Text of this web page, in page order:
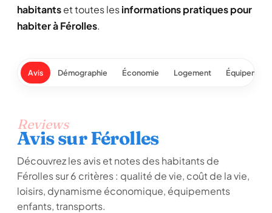
habitantset toutes lesinformations pratiques pour
habiter à Férolles.
Avis Démographie Économie Logement
Reviews
Avis sur Férolles
Découvrez les avis et notes des habitants de
Férolles sur 6 critères : qualité de vie, coût de la vie,
loisirs, dynamisme économique, équipements
enfants, transports.